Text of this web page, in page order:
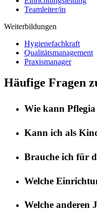
Teamleiter/in
Weiterbildungen
Hygienefachkraft
Qualitätsmanagement
Praxismanager
Häufige Fragen
Wie kann Pflegia
Kann ich als
Brauche ich für
Welche
Welche anderen